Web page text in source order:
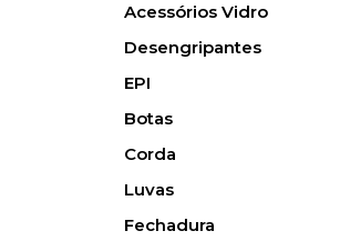
Acessórios Vidro
Desengripantes
EPI
Botas
Corda
Luvas
Fechadura